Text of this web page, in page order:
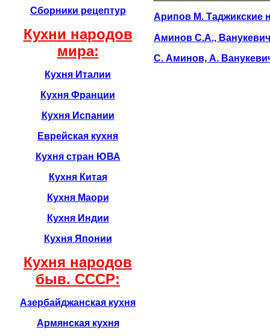
Сборники рецептур
Кухни народов
мира:
Кухня Италии
Кухня Франции
Кухня Испании
Еврейская кухня
Кухня стран ЮВА
Кухня Китая
Кухня Маори
Кухня Индии
Кухня Японии
Кухня народов
быв. CCCР:
Азербайджанская кухня
Армянская кухня
Арипов М. Таджикские
Аминов С.А.,
С. Аминов, А.